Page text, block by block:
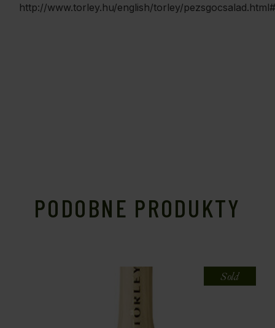
http://www.torley.hu/english/torley/
PODOBNE PRODUKTY
Sold